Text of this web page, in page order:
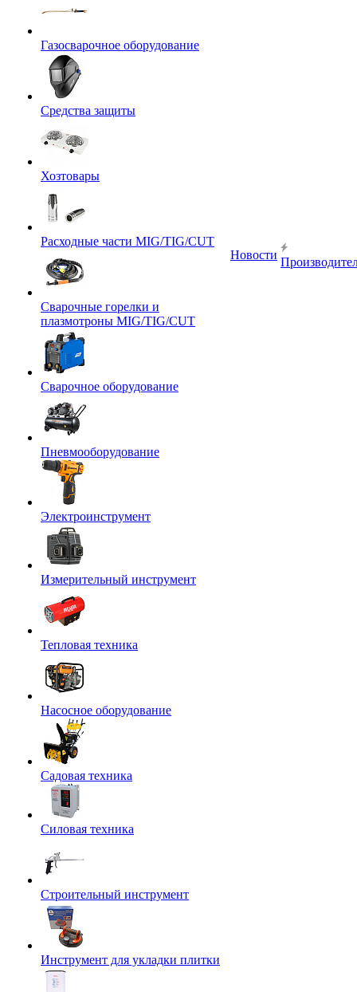
Газосварочное оборудование
Средства защиты
Хозтовары
Расходные части MIG/TIG/CUT
Сварочные горелки и
плазмотроны MIG/TIG/CUT
Сварочное оборудование
Пневмооборудование
Электроинструмент
Измерительный инструмент
Тепловая техника
Насосное оборудование
Садовая техника
Силовая техника
Строительный инструмент
Инструмент для укладки плитки
Новости